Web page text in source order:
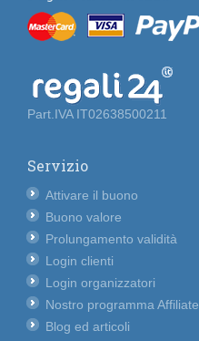
Part.IVA IT02638500211
Servizio
Attivare il buono
Buono valore
Prolungamento validità
Login clienti
Login organizzatori
Nostro programma Affiliate
Blog ed articoli